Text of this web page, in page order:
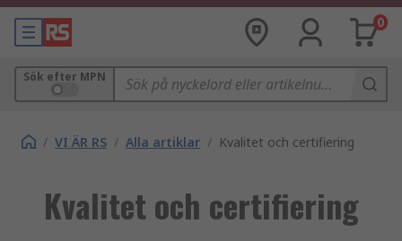
0
Sök efter MPN
/ VI ÄR RS / Alla artiklar / Kvalitet och certifiering
Kvalitet och certifiering